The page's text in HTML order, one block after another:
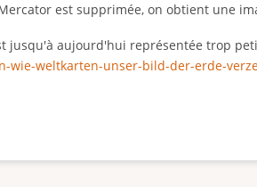
est supprimée, on obtient une
jusqu'à aujourd'hui représentée trop
wie-weltkarten-unser-bild-der-erde-